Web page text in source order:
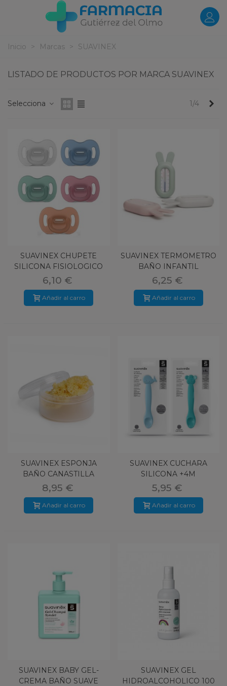
Inicio > Marcas > SUAVINEX
LISTADO DE PRODUCTOS POR MARCA SUAVINEX
Selecciona 1/4
SUAVINEX CHUPETE
SILICONA FISIOLOGICO
TODOSILICO
6,10 €
Añadir al carro
SUAVINEX TERMOMETRO
BAÑO INFANTIL
6,25 €
Añadir al carro
SUAVINEX ESPONJA
BAÑO CANASTILLA
PREMIUM NATURAL
8,95 €
Añadir al carro
SUAVINEX CUCHARA
SILICONA +4M
5,95 €
Añadir al carro
SUAVINEX BABY GEL-
CREMA BAÑO SUAVE
SUAVINEX GEL
HIDROALCOHOLICO 100